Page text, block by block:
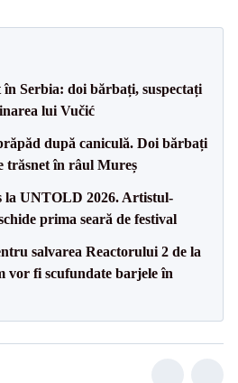
Serbia: doi bărbați, suspectați
lui Vučić
după caniculă. Doi bărbați
trăsnet în râul Mureș
la UNTOLD 2026. Artistul-
prima seară de festival
salvarea Reactorului 2 de la
vor fi scufundate barjele în